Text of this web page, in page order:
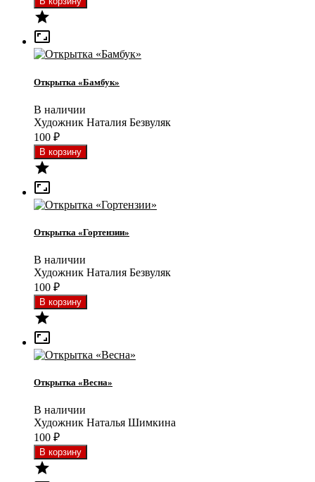


Открытка «Бамбук»
В наличии
Художник Наталия Безвуляк
100 ₽


Открытка «Гортензии»
В наличии
Художник Наталия Безвуляк
100 ₽


Открытка «Весна»
В наличии
Художник Наталья Шимкина
100 ₽
